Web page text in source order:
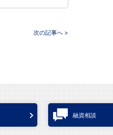
次の記事へ >
融資相談